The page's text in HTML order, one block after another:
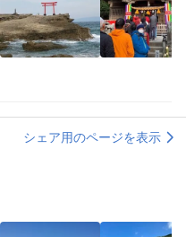
シェア用のページを表示